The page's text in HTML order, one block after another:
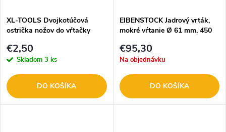
v
XL-TOOLS Dvojkotúčová
ostrička nožov do vŕtačky
€2,50
Skladom 3 ks
DO KOŠÍKA
EIBENSTOCK Jadrový vrták,
mokré vŕtanie Ø 61 mm, 450
€95,30
Na objednávku
DO KOŠÍKA